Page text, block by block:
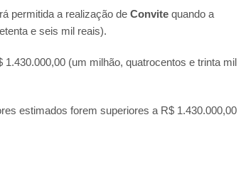
permitida a realização de Convite quando a
e seis mil reais).
(um milhão, quatrocentos e trinta mil
estimados forem superiores a R$ 1.430.000,00